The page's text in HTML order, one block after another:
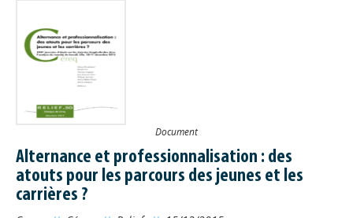
Document
Alternance et professionnalisation : des
atouts pour les parcours des jeunes et les
carrières ?